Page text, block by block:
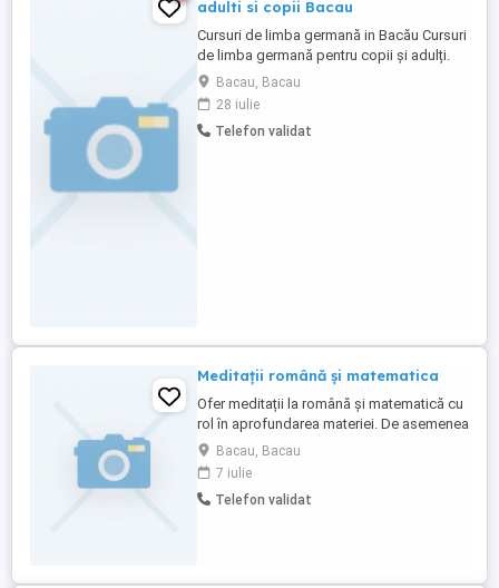
adulti si copii Bacau
Cursuri de limba germană in Bacău Cursuri
de limba germană pentru copii și adulți.
Ședințe personalizate pentru cursuri de
grup sau individuale, cursuri de pregătire
pentru certificări de limbă. Contact pe
WhatsApp la .
Bacau, Bacau
28 iulie
Telefon validat
Meditații română și matematica
Ofer meditații la română și matematică cu
rol în aprofundarea materiei. De asemenea
acord ajutor la teme. Procesul de învățare
va fi cu răbdare, înțelegere și empatie!
Bacau, Bacau
7 iulie
Telefon validat